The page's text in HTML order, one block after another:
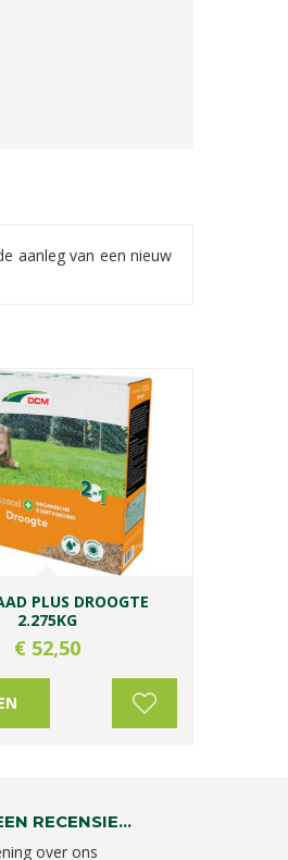
aanleg van een nieuw
PLUS DROOGTE
2.275KG
€ 52,50
RECENSIE...
over ons